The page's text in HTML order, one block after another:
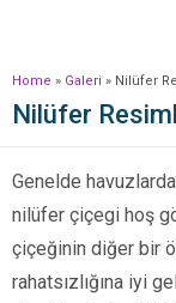
Home » Galeri » Nilüfer
Nilüfer
Genelde
nilüfer çiçegi hoş
çiçeğinin diğer bir
rahatsızlığına iyi